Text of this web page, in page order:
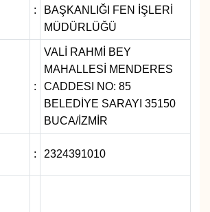
:
BAŞKANLIĞI FEN İŞLERİ
MÜDÜRLÜĞÜ
:
VALİ RAHMİ BEY
MAHALLESİ MENDERES
CADDESI NO: 85
BELEDİYE SARAYI 35150
BUCA/İZMİR
: 2324391010